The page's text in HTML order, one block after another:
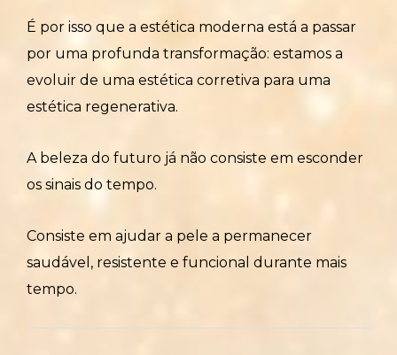
É por isso que a estética moderna está a passar
por uma profunda transformação: estamos a
evoluir de uma estética corretiva para uma
estética regenerativa.
A beleza do futuro já não consiste em esconder
os sinais do tempo.
Consiste em ajudar a pele a permanecer
saudável, resistente e funcional durante mais
tempo.